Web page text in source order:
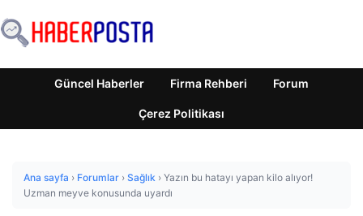
Güncel Haberler Firma Rehberi Forum
Çerez Politikası
Ana sayfa › Forumlar › Sağlık › Yazın bu hatayı yapan kilo alıyor!
Uzman meyve konusunda uyardı